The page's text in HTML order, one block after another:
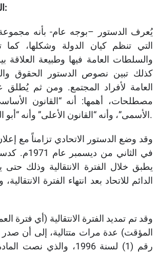
1. الدستور الاتحادي:
يُعرف الدستور –بوجه عام- بأنه مجموعة
التي تنظم كيان الدولة وشكلها، كما
والسلطات العامة فيها وطبيعة العلاقة
كذلك تبين نصوص الدستور الحقوق
العامة لأفراد المجتمع. ومن ثم
مصطلحات، أهمها: أنه “القانون
الأسمى”، وأنه “القانون الأعلى” وأنه “أبو القوانين” في الدولة.
وقد وضع الدستور الاتحادي تزامناً مع
في الثاني من
يطبق خلال الفترة الانتقالية وذلك حتى
الدائم للاتحاد بعد انتهاء الفترة
وقد تم تمديد الفترة الانتقالية (أي فترة
المؤقت) عدة مرات متتالية، إلى أن صدر
رقم (1) لسنة 1996، والذي